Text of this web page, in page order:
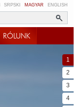
SRPSKI MAGYAR ENGLISH
RÓLUNK
1
2
3
4